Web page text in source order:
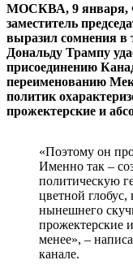
МОСКВА, 9 января,
заместитель
выразил сомнения в
Дональду Трампу
присоединению
переименованию
политик
прожектерские и
«Поэтому он
Именно так –
политическую
цветной
нынешнего
прожектерские
менее», –
канале.